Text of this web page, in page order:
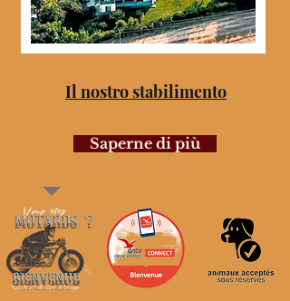
Il nostro stabilimento
Saperne di più